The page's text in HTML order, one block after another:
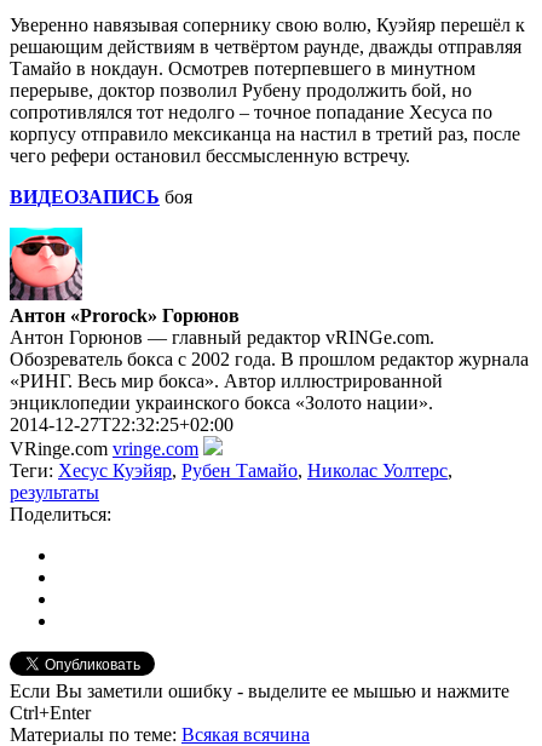
Уверенно навязывая сопернику свою волю, Куэйяр перешёл к
решающим действиям в четвёртом раунде, дважды отправляя
Тамайо в нокдаун. Осмотрев потерпевшего в минутном
перерыве, доктор позволил Рубену продолжить бой, но
сопротивлялся тот недолго – точное попадание Хесуса по
корпусу отправило мексиканца на настил в третий раз, после
чего рефери остановил бессмысленную встречу.
ВИДЕОЗАПИСЬ боя
Антон «Prorock» Горюнов
Антон Горюнов — главный редактор vRINGe.com.
Обозреватель бокса с 2002 года. В прошлом редактор журнала
«РИНГ. Весь мир бокса». Автор иллюстрированной
энциклопедии украинского бокса «Золото нации».
2014-12-27T22:32:25+02:00
VRinge.com vringe.com
Теги: Хесус Куэйяр, Рубен Тамайо, Николас Уолтерс,
результаты
Поделиться:
Если Вы заметили ошибку - выделите ее мышью и нажмите
Ctrl+Enter
Материалы по теме: Всякая всячина